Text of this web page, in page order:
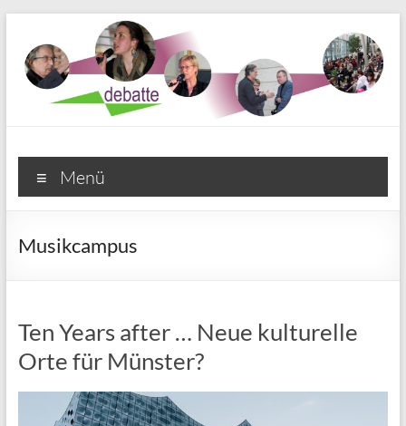
springen
Debatte e. V. Münster
Menü
Musikcampus
Ten Years after … Neue kulturelle
Orte für Münster?